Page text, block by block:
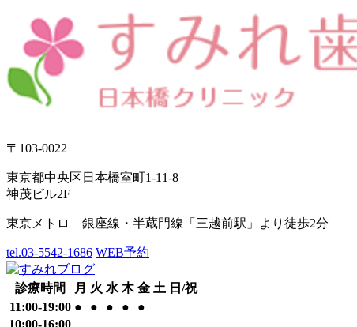
〒103-0022
東京都中央区日本橋室町1-11-8
神茂ビル2F
東京メトロ 銀座線・半蔵門線「三越前駅」より徒歩2分
tel.03-5542-1686 WEB予約
診療時間 月 火 水 木 金 土 日/祝
11:00-19:00 ● ● ● ●
●
10:00-16:00